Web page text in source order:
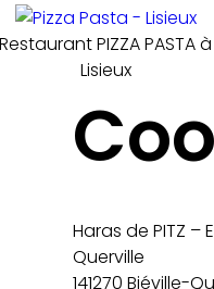
Restaurant PIZZA PASTA à
Lisieux
Haras de PITZ –
Querville
141270 Biéville-